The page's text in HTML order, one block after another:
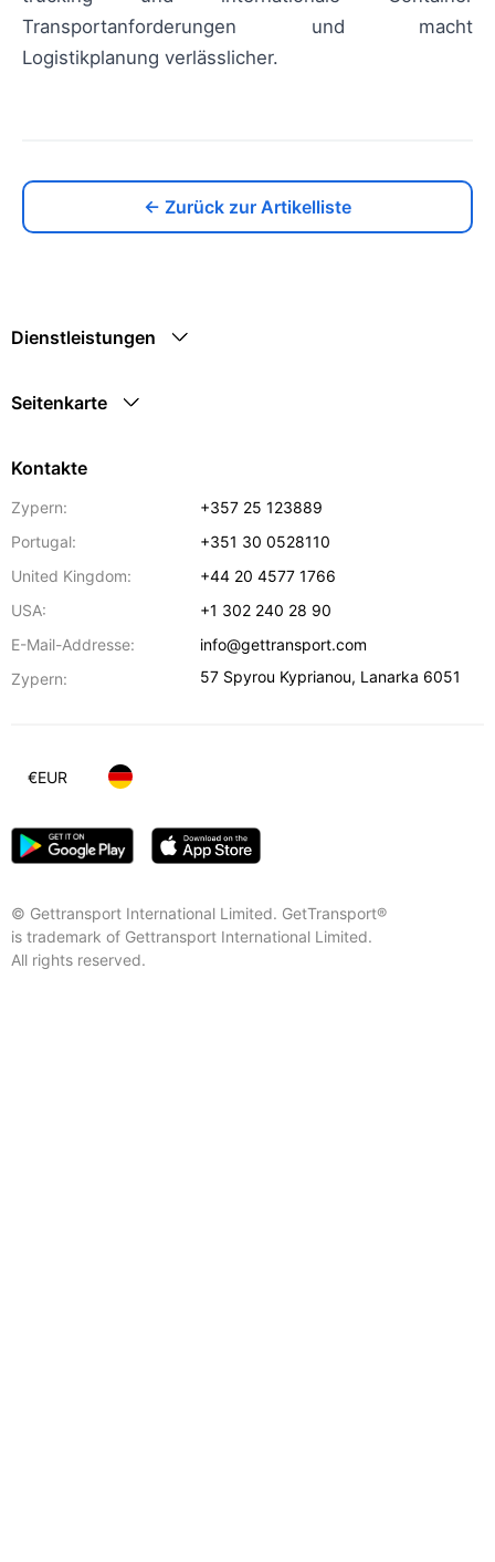
Transportanforderungen und macht
Logistikplanung verlässlicher.
← Zurück zur Artikelliste
Dienstleistungen
Seitenkarte
Kontakte
Zypern:
+357 25 123889
Portugal:
+351 30 0528110
United Kingdom:
+44 20 4577 1766
USA:
+1 302 240 28 90
E-Mail-Addresse:
info@gettransport.com
Zypern:
57 Spyrou Kyprianou, Lanarka 6051
© Gettransport International Limited. GetTransport®
is trademark of Gettransport International Limited.
All rights reserved.
€EUR